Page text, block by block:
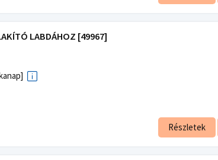
LABDÁHOZ [49967]
Részletek